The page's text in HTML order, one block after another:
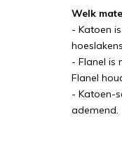
Welk
- Katoen
- Flanel is
Flanel
- Katoen-
ademend.